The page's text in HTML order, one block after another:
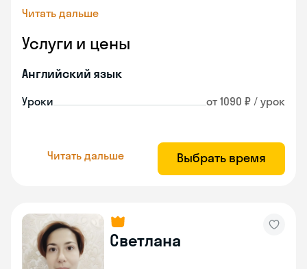
Читать дальше
Услуги и цены
Английский язык
Уроки от 1090 ₽ / урок
Читать дальше Выбрать время
Светлана